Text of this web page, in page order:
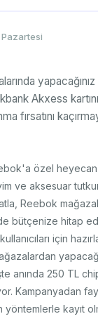
Akxess
fırsatını
özel
ve aksesuar
Reebok
bütçenize hitap
için
anında 250 TL
Kampanyadan
kayıt